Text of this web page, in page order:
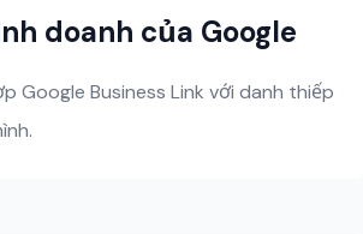
doanh của Google
Google Business Link với danh thiếp